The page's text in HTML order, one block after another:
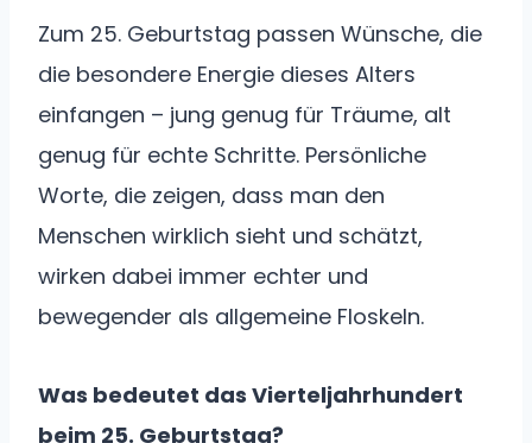
Zum 25. Geburtstag passen Wünsche, die
die besondere Energie dieses Alters
einfangen – jung genug für Träume, alt
genug für echte Schritte. Persönliche
Worte, die zeigen, dass man den
Menschen wirklich sieht und schätzt,
wirken dabei immer echter und
bewegender als allgemeine Floskeln.
Was bedeutet das Vierteljahrhundert
beim 25. Geburtstag?